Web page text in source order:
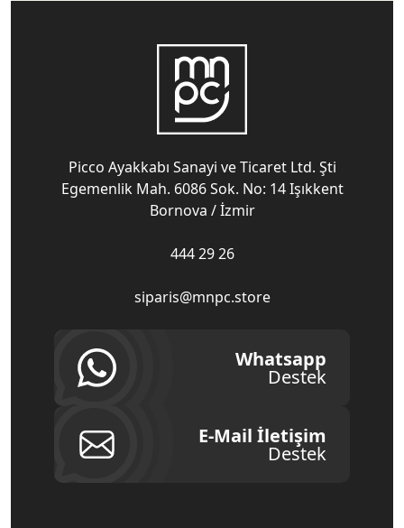
Picco Ayakkabı Sanayi ve Ticaret Ltd. Şti
Egemenlik Mah. 6086 Sok. No: 14 Işıkkent
Bornova / İzmir
444 29 26
siparis@mnpc.store
Whatsapp
Destek
E-Mail İletişim
Destek